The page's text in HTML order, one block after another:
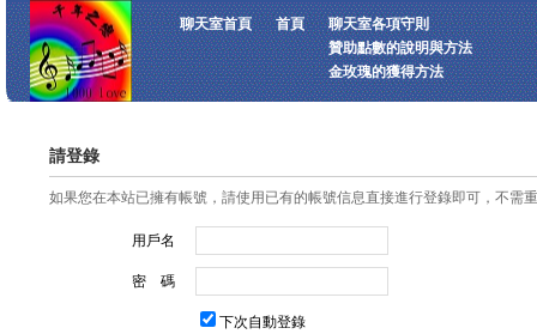
聊天室首頁 首頁
聊天室各項守則
贊助點數的說明與方法
金玫瑰的獲得方法
請登錄
如果您在本站已擁有帳號，請使用已有的帳號信息直接進行登錄即可，不需
用戶名
密 碼
下次自動登錄